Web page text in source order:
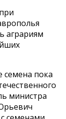
аграриям
семена пока
министра